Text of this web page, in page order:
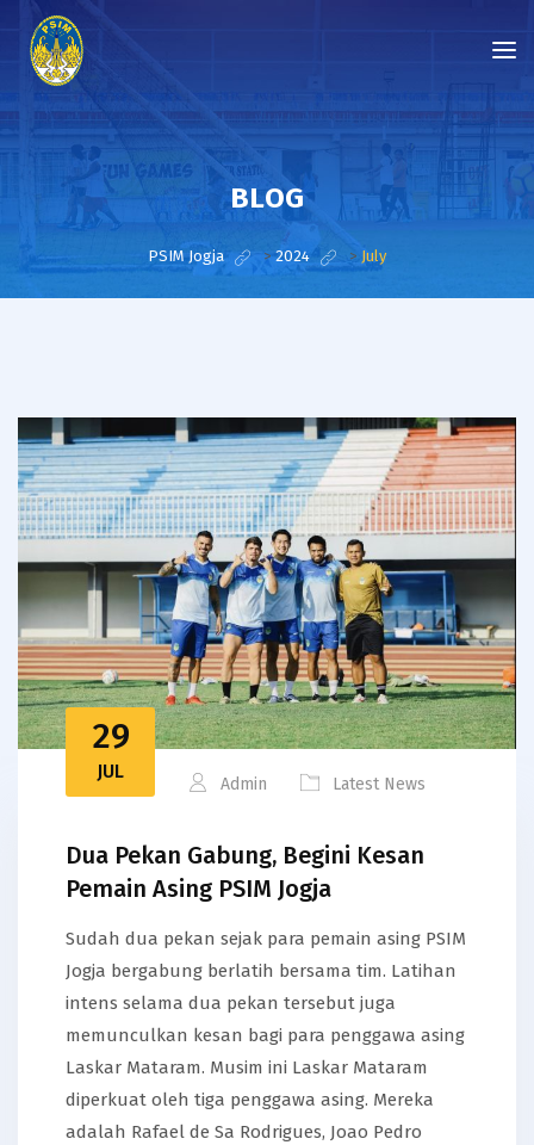
BLOG
PSIM Jogja >2024 > July
29
JUL
Admin Latest News
Dua Pekan Gabung, Begini Kesan
Pemain Asing PSIM Jogja
Sudah dua pekan sejak para pemain asing PSIM
Jogja bergabung berlatih bersama tim. Latihan
intens selama dua pekan tersebut juga
memunculkan kesan bagi para penggawa asing
Laskar Mataram. Musim ini Laskar Mataram
diperkuat oleh tiga penggawa asing. Mereka
adalah Rafael de Sa Rodrigues, Joao Pedro